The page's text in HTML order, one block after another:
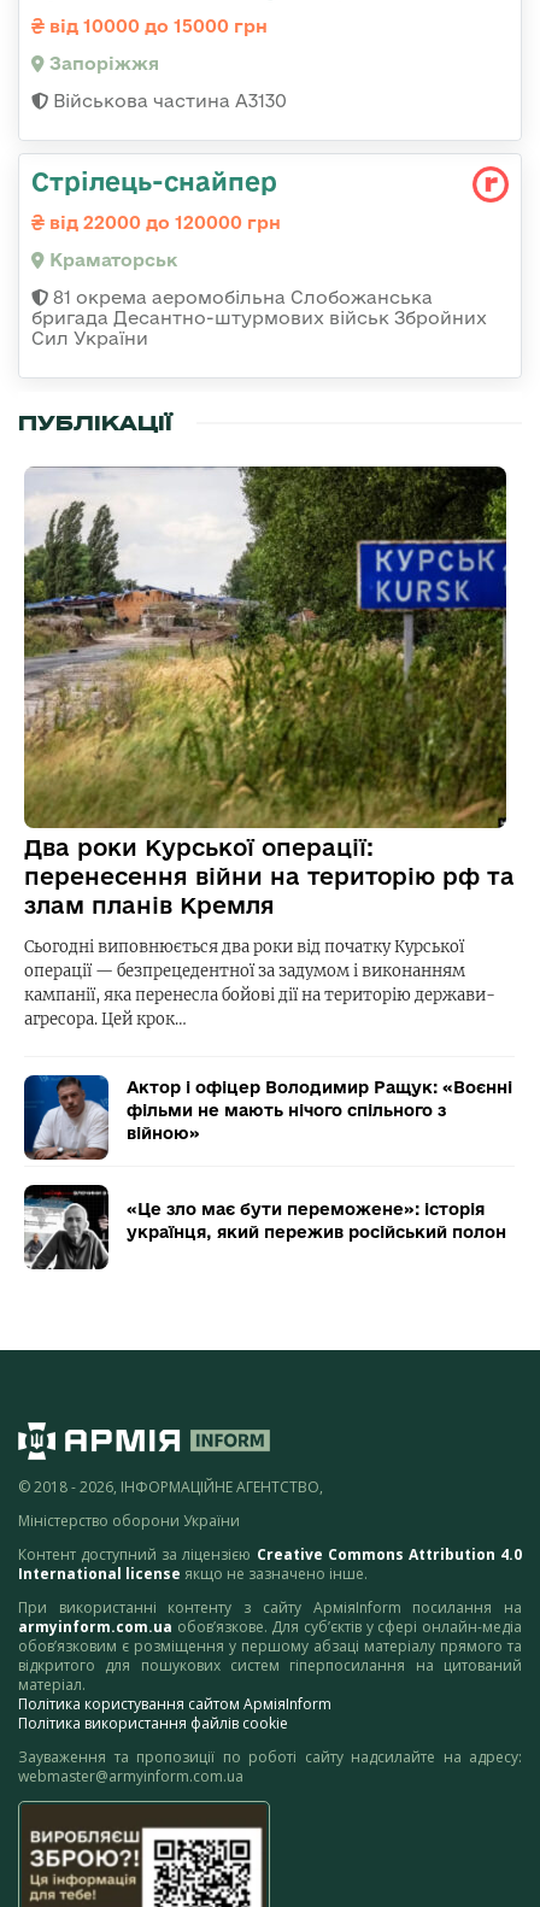
від 10000 до 15000 грн
Запоріжжя
Військова частина А3130
Стрілець-снайпер
від 22000 до 120000 грн
Краматорськ
81 окрема аеромобільна Слобожанська
бригада Десантно-штурмових військ Збройних
Сил України
ПУБЛІКАЦІЇ
Два роки Курської операції:
перенесення війни на територію рф та
злам планів Кремля
Сьогодні виповнюється два роки від початку Курської
операції — безпрецедентної за задумом і виконанням
кампанії, яка перенесла бойові дії на територію держави-
агресора. Цей крок…
Актор і офіцер Володимир Ращук: «Воєнні
фільми не мають нічого спільного з
війною»
«Це зло має бути переможене»: історія
українця, який пережив російський полон
© 2018 - 2026, ІНФОРМАЦІЙНЕ АГЕНТСТВО,
Міністерство оборони України
Контент доступний за ліцензією Creative Commons Attribution 4.0
International license якщо не зазначено інше.
При використанні контенту з сайту АрміяInform посилання на
armyinform.com.ua обов’язкове. Для суб’єктів у сфері онлайн-медіа
обов’язковим є розміщення у першому абзаці матеріалу прямого та
відкритого для пошукових систем гіперпосилання на цитований
матеріал.
Політика користування сайтом АрміяInform
Політика використання файлів cookie
Зауваження та пропозиції по роботі сайту надсилайте на адресу:
webmaster@armyinform.com.ua